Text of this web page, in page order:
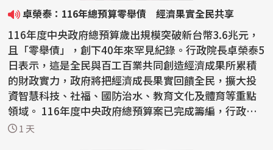
卓榮泰：116年總預算零舉債 經濟果實全民共享
116年度中央政府總預算歲出規模突破新台幣3.6兆元，
且「零舉債」，創下40年來罕見紀錄。行政院長卓榮泰5
日表示，這是全民與百工百業共同創造經濟成果所累積
的財政實力，政府將把經濟成長果實回饋全民，擴大投
資智慧科技、社福、國防治水、教育文化及體育等重點
領域。 116年度中央政府總預算案已完成籌編，行政院4
日下...
1 天